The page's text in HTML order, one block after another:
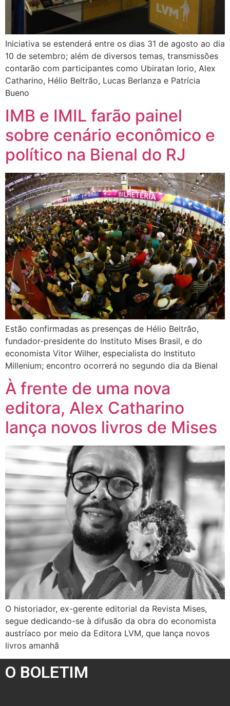
Iniciativa se estenderá entre os dias 31 de agosto ao dia
10 de setembro; além de diversos temas, transmissões
contarão com participantes como Ubiratan Iorio, Alex
Catharino, Hélio Beltrão, Lucas Berlanza e Patrícia
Bueno
IMB e IMIL farão painel
sobre cenário econômico e
político na Bienal do RJ
Estão confirmadas as presenças de Hélio Beltrão,
fundador-presidente do Instituto Mises Brasil, e do
economista Vitor Wilher, especialista do Instituto
Millenium; encontro ocorrerá no segundo dia da Bienal
À frente de uma nova
editora, Alex Catharino
lança novos livros de Mises
O historiador, ex-gerente editorial da Revista Mises,
segue dedicando-se à difusão da obra do economista
austríaco por meio da Editora LVM, que lança novos
livros amanhã
O BOLETIM